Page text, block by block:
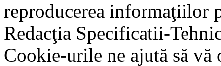
reproducerea informaţiilor
Redacţia Specificatii-
Cookie-urile ne ajută să